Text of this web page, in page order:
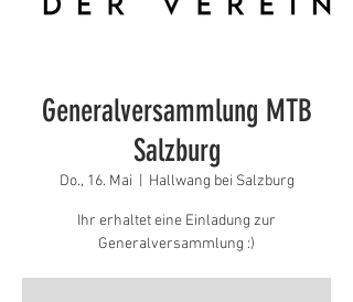
Generalversammlung MTB
Salzburg
Do., 16. Mai Hallwang bei Salzburg
Ihr erhaltet eine Einladung zur
Generalversammlung :)